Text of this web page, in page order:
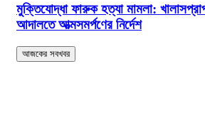
মুক্তিযোদ্ধা ফারুক হত্যা মামলা:
আদালতে আত্মসমর্পণের নির্দেশ